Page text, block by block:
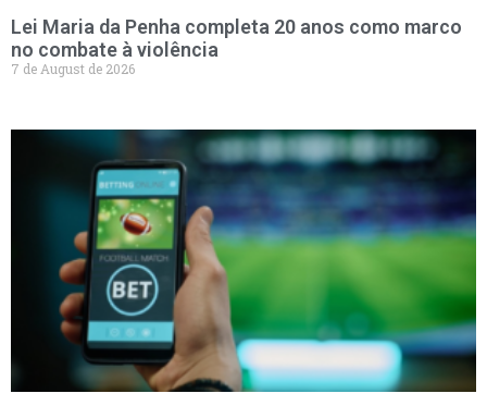
Lei Maria da Penha completa 20 anos como marco
no combate à violência
7 de August de 2026